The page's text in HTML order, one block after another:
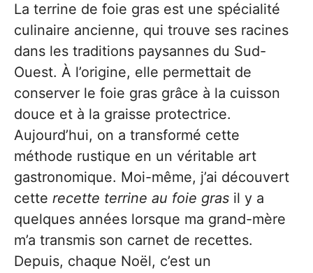
La terrine de foie gras est une spécialité
culinaire ancienne, qui trouve ses racines
dans les traditions paysannes du Sud-
Ouest. À l’origine, elle permettait de
conserver le foie gras grâce à la cuisson
douce et à la graisse protectrice.
Aujourd’hui, on a transformé cette
méthode rustique en un véritable art
gastronomique. Moi-même, j’ai découvert
cette recette terrine au foie gras il y a
quelques années lorsque ma grand-mère
m’a transmis son carnet de recettes.
Depuis, chaque Noël, c’est un